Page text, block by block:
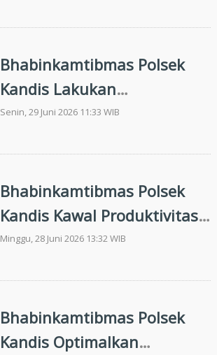
Bhabinkamtibmas Polsek
Kandis Lakukan
Pendampingan
Tertanam Bersama
Kelompok Tani
Senin, 29 Juni 2026 11:33 WIB
Bhabinkamtibmas Polsek
Kandis Kawal Produktivitas
Ketahanan Pangan hingga
Minggu, 28 Juni 2026 13:32 WIB
Bhabinkamtibmas Polsek
Kandis Optimalkan